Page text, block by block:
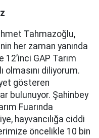
Tahmazoğlu,
her zaman yanında
12’inci GAP Tarım
olmasını diliyorum.
gösteren
bulunuyor. Şahinbey
Fuarında
hayvancılığa ciddi
öncelikle 10 bin